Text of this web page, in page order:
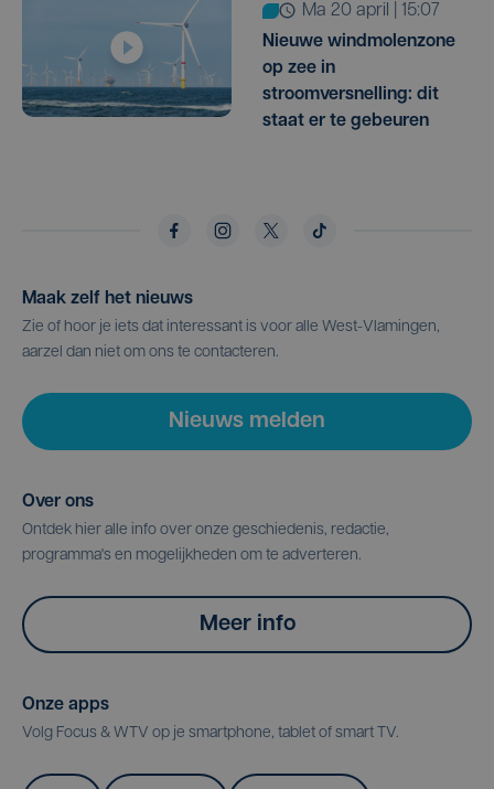
ma 20 april | 15:07
Nieuwe windmolenzone
op zee in
stroomversnelling: dit
staat er te gebeuren
Maak zelf het nieuws
Zie of hoor je iets dat interessant is voor alle West-Vlamingen,
aarzel dan niet om ons te contacteren.
Nieuws melden
Over ons
Ontdek hier alle info over onze geschiedenis, redactie,
programma's en mogelijkheden om te adverteren.
Meer info
Onze apps
Volg Focus & WTV op je smartphone, tablet of smart TV.